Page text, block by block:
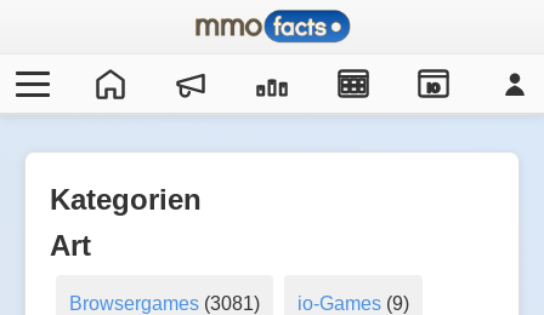
IO
Kategorien
Art
Browsergames(3081) io-Games (9)